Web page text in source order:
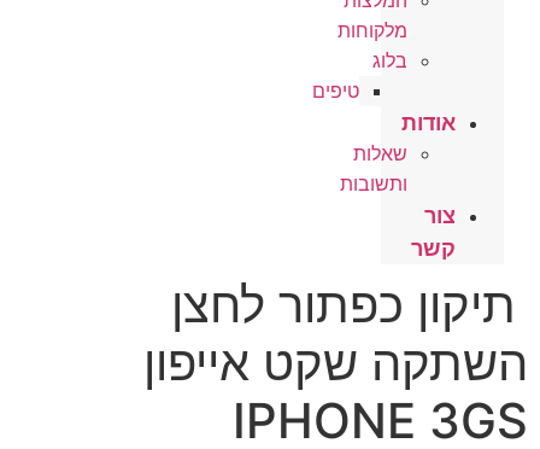
מלקוחות
בלוג
טיפים
אודות
שאלות
ותשובות
צור
קשר
תיקון כפתור לחצן
השתקה שקט אייפון
IPHONE 3GS